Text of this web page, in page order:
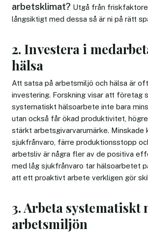
arbetsklimat? Utgå från
långsiktigt med dessa så är ni på rätt
2. Investera i
hälsa
Att satsa på arbetsmiljö och hälsa är
investering. Forskning visar att företag
systematiskt hälsoarbete inte bara
utan också får ökad produktivitet,
stärkt arbetsgivarvarumärke. Minskade
sjukfrånvaro, färre produktionsstopp
arbetsliv är några fler av de positiva
med låg sjukfrånvaro tar hälsoarbetet
att ett proaktivt arbete verkligen gör
3. Arbeta systematiskt
arbetsmiljön